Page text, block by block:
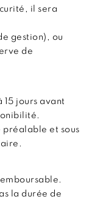
il sera
gestion), ou
de
15 jours avant
préalable et sous
la durée de